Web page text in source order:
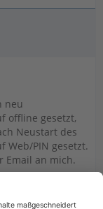
neu
offline gesetzt,
Neustart des
Web/PIN gesetzt.
Email an mich.
ohne Saldo